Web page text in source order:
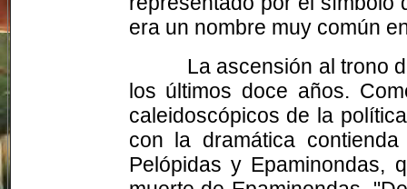
era un nombre muy común
La ascensión al trono
los últimos doce años.
caleidoscópicos de la
con la dramática
Pelópidas y Epaminondas,